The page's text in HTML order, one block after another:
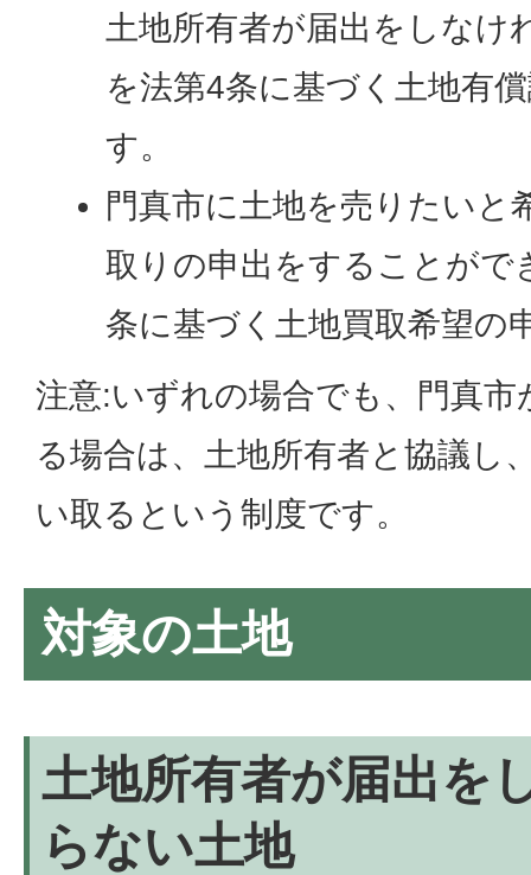
土地所有者が届出をしなけ
を法第4条に基づく土地有
す。
門真市に土地を売りたいと
取りの申出をすることがで
条に基づく土地買取希望の
注意:いずれの場合でも、門真
る場合は、土地所有者と協議し
い取るという制度です。
対象の土地
土地所有者が届出を
らない土地